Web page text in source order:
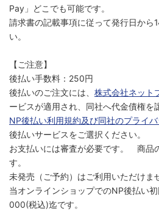
Pay」どこでも可能です。
請求書の記載事項に従って発行日から
い。
【ご注意】
後払い手数料：250円
後払いのご注文には、 株式会社ネット
ービスが適用され、同社へ代金債権を
NP後払い利用規約及び同社のプライ
後払いサービスをご選択ください。
お支払いには審査が必要です。 商品
す。
未発売（ご予約）はご利用いただけま
当オンラインショップでのNP後払い
000(税込)迄です。